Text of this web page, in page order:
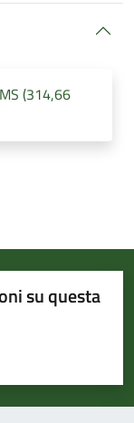
(314,66
su questa